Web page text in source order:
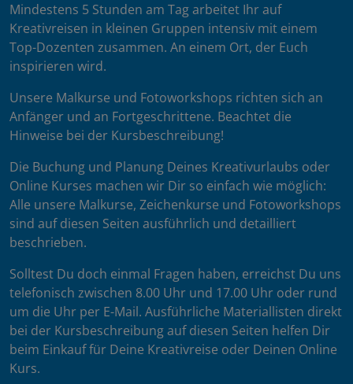
Mindestens 5 Stunden am Tag arbeitet Ihr auf
Kreativreisen in kleinen Gruppen intensiv mit einem
Top-Dozenten zusammen. An einem Ort, der Euch
inspirieren wird.
Unsere Malkurse und Fotoworkshops richten sich an
Anfänger und an Fortgeschrittene. Beachtet die
Hinweise bei der Kursbeschreibung!
Die Buchung und Planung Deines Kreativurlaubs oder
Online Kurses machen wir Dir so einfach wie möglich:
Alle unsere Malkurse, Zeichenkurse und Fotoworkshops
sind auf diesen Seiten ausführlich und detailliert
beschrieben.
Solltest Du doch einmal Fragen haben, erreichst Du uns
telefonisch zwischen 8.00 Uhr und 17.00 Uhr oder rund
um die Uhr per E-Mail. Ausführliche Materiallisten direkt
bei der Kursbeschreibung auf diesen Seiten helfen Dir
beim Einkauf für Deine Kreativreise oder Deinen Online
Kurs.